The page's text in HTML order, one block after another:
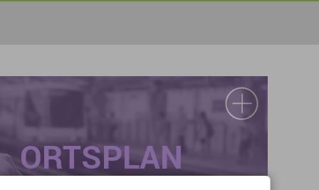
ORTSPLAN